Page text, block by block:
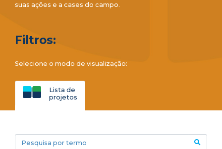
suas ações e a cases do campo.
Filtros:
Selecione o modo de visualização:
Lista de
projetos
Pesquisa por termo